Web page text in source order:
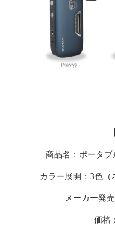
商品名：ポータ
カラー展開：3色（
メーカー発
価格